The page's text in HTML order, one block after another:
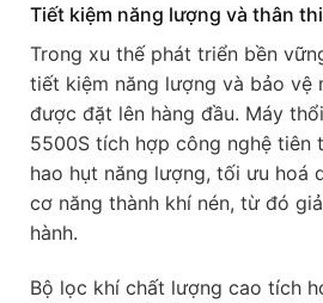
Tiết kiệm năng lượng và thân
Trong xu thế phát triển bền
tiết kiệm năng lượng và bảo vệ
được đặt lên hàng đầu. Máy
5500S tích hợp công nghệ tiên
hao hụt năng lượng, tối ưu hoá
cơ năng thành khí nén, từ đó
hành.
Bộ lọc khí chất lượng cao tích